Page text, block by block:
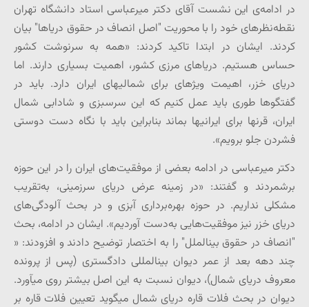
در ادامه‌ی این نشست آقای دکتر میرعباسی استاد دانشگاه تهران
نقطه‌نظرهای خود را با محوریت "اصل انصاف در حقوق دریاها" بیان
کردند. ایشان در ابتدا تاکید کردند: «همه به سرنوشت کشور
حساس هستیم. دریاهای مرزی کشور، اهمیت بسیاری دارند. اما
دریای خزر، اهیمت ویژه­ای برای شمالی­های ایران دارد. باید در
گفتگوها طوری باید عمل کنیم که این سرسبزی و شادابی شمال
ایران، قرن­ها برای ایرانی­ها بماند بنابراین باید با نگاه دست دوستی
فشردن جلو برویم».
دکتر میرعباسی در ادامه بعضی از موفقیت‌های ایران را در این حوزه
برشمردند و گفتند: «در زمینه عرض دریای سرزمینی، به‌تقریب
مشکلی نداریم. در حوزه بهره‌برداری آبزی و در بحث آلودگی‌های
دریای خزر نیز موفقیت‌هایی به‌دست آوردیم». ایشان در ادامه، بحث
"انصاف در حقوق بین­الملل" را به اختصار توضیح دادند و افزودند: «
چند دهه بعد از عمر دیوان بین­المللی دادگستری (پس از پرونده
معروف دریای شمال)، دیوان نسبت به این اصل بیشتر روی می­آورد.
دیوان در بحث فلات قاره دریای شمال می­گوید تعیین فلات قاره بر